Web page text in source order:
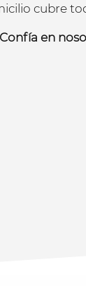
cubre
Confía en